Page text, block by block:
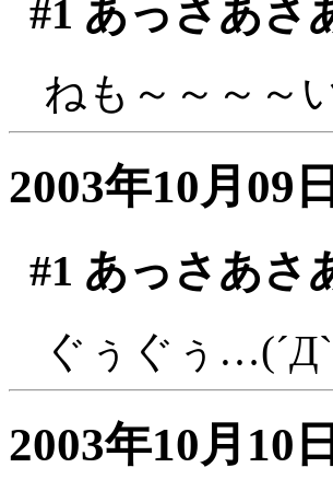
#1 あっさあさ
ねも～～～～
2003年10月09
#1 あっさあさ
ぐぅぐぅ
2003年10月10